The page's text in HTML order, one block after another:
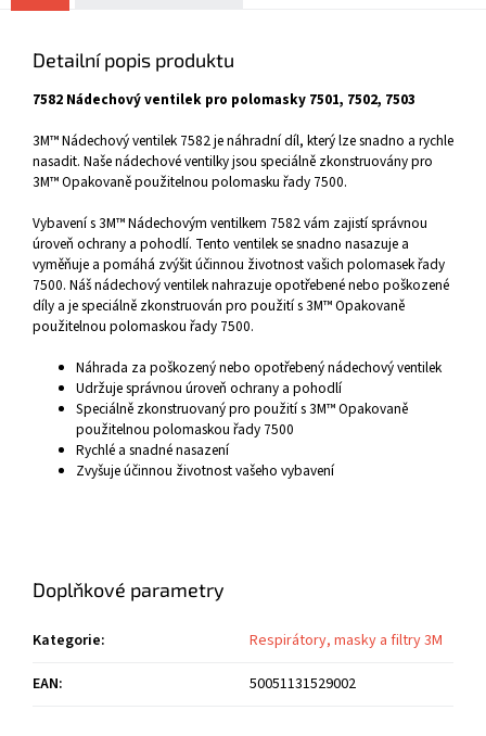
Detailní popis produktu
7582 Nádechový ventilek pro polomasky 7501, 7502, 7503
3M™ Nádechový ventilek 7582 je náhradní díl, který lze snadno a rychle
nasadit. Naše nádechové ventilky jsou speciálně zkonstruovány pro
3M™ Opakovaně použitelnou polomasku řady 7500.
Vybavení s 3M™ Nádechovým ventilkem 7582 vám zajistí správnou
úroveň ochrany a pohodlí. Tento ventilek se snadno nasazuje a
vyměňuje a pomáhá zvýšit účinnou životnost vašich polomasek řady
7500. Náš nádechový ventilek nahrazuje opotřebené nebo poškozené
díly a je speciálně zkonstruován pro použití s 3M™ Opakovaně
použitelnou polomaskou řady 7500.
Náhrada za poškozený nebo opotřebený nádechový ventilek
Udržuje správnou úroveň ochrany a pohodlí
Speciálně zkonstruovaný pro použití s 3M™ Opakovaně
použitelnou polomaskou řady 7500
Rychlé a snadné nasazení
Zvyšuje účinnou životnost vašeho vybavení
Doplňkové parametry
Kategorie:
Respirátory, masky a filtry 3M
EAN: 50051131529002